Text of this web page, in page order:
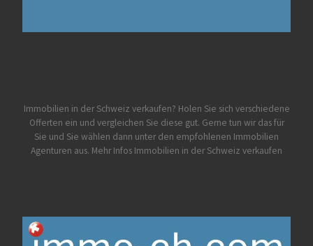
Immobilien in der Schweiz verkaufen? Holen Sie sich verschiedene
Offerten ein und vergleichen Sie diese gut. Gerne tun wir das für
Sie und Sie wählen dann unter den empfohlenen Immobilien
Agenturen aus. Mehr Infos Immobilien in der Schweiz verkaufen